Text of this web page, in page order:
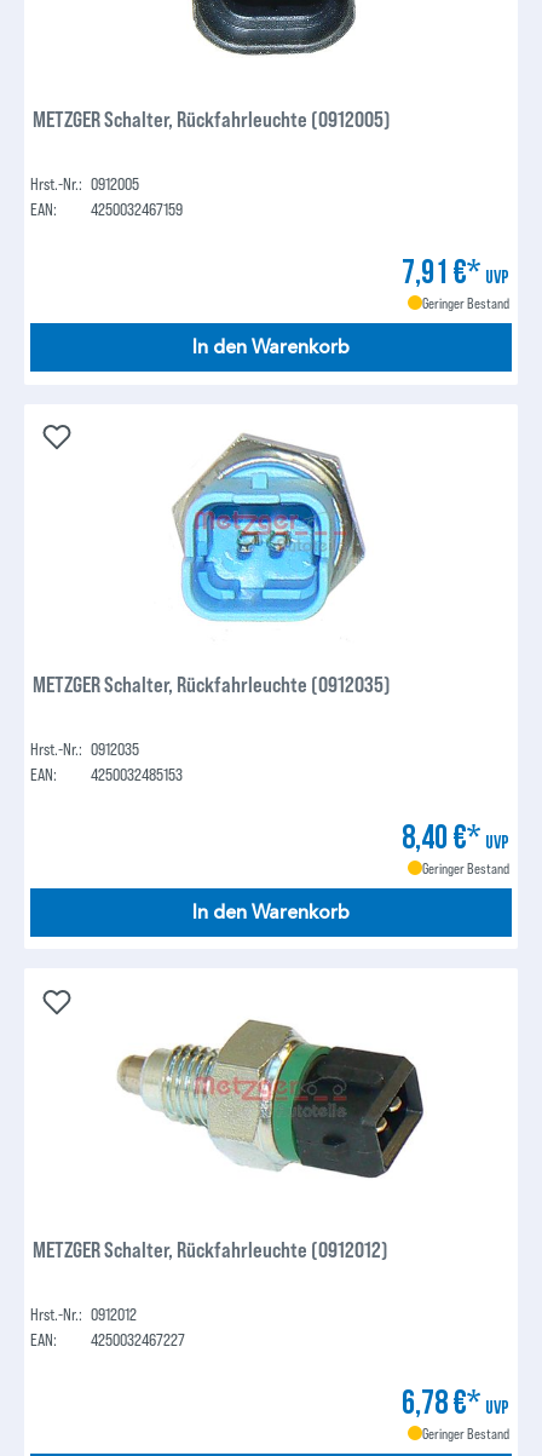
METZGER Schalter, Rückfahrleuchte (0912005)
Hrst.-Nr.: 0912005
EAN:
4250032467159
7,91 €* UVP
Geringer Bestand
In den Warenkorb
METZGER Schalter, Rückfahrleuchte (0912035)
Hrst.-Nr.: 0912035
EAN:
4250032485153
8,40 €* UVP
Geringer Bestand
In den Warenkorb
METZGER Schalter, Rückfahrleuchte (0912012)
Hrst.-Nr.: 0912012
EAN:
4250032467227
6,78 €* UVP
Geringer Bestand